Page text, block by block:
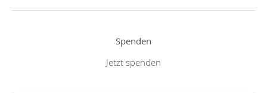
Spenden
Jetzt spenden